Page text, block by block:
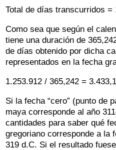
Total de días transcurridos =
Como sea que según el
tiene una duración de
de días obtenido por dicha
representados en la fecha
1.253.912 / 365,242 =
Si la fecha “cero” (punto de
maya corresponde al año
cantidades para saber qué
gregoriano corresponde a la
319 d.C. Si el resultado